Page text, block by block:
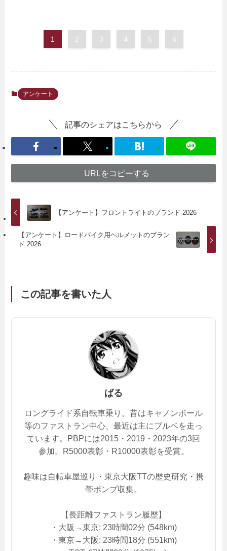
1 2 3 4 5 6
アンケート
記事のシェアはこちらから
URLをコピーする
【アンケート】フロントライトのブランド 2026
【アンケート】ロードバイク用ヘルメットのブラン
ド 2026
この記事を書いた人
ばる
ロングライド系自転車乗り。昔はキャノンボール
等のファストラン中心、最近は主にブルベを走っ
ています。PBPには2015・2019・2023年の3回
参加。R5000表彰・R10000表彰を受賞。
趣味は自転車屋巡り・東京大阪TTの歴史研究・携
帯ポンプ収集。
【長距離ファストラン履歴】
・大阪→東京: 23時間02分 (548km)
・東京→大阪: 23時間18分 (551km)